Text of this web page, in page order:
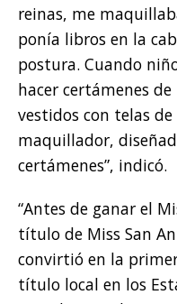
reinas, me
ponía libros en la
postura. Cuando
hacer certámenes
vestidos con telas
maquillador,
certámenes”, indicó.
“Antes de ganar el
título de Miss San
convirtió en la
título local en los